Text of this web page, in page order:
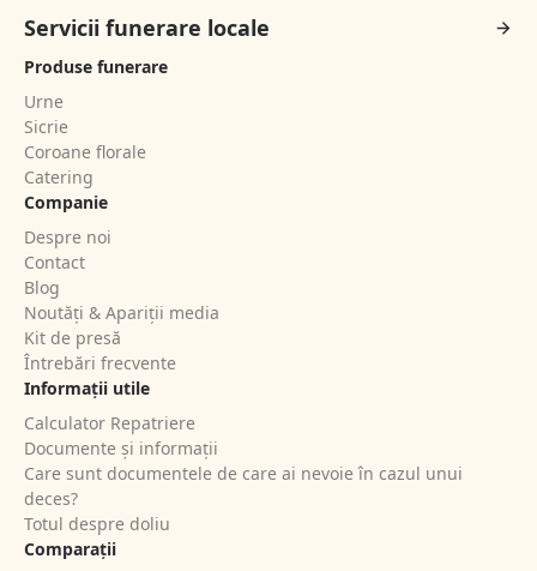
Servicii funerare locale
Produse funerare
Urne
Sicrie
Coroane florale
Catering
Companie
Despre noi
Contact
Blog
Noutăți & Apariții media
Kit de presă
Întrebări frecvente
Informații utile
Calculator Repatriere
Documente și informații
Care sunt documentele de care ai nevoie în cazul unui
deces?
Totul despre doliu
Comparații